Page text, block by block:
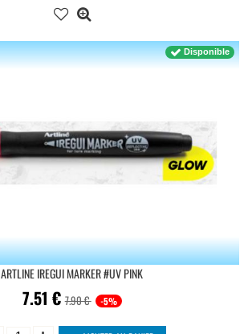
ARTLINE IREGUI MARKER #UV PINK
7.51 €7.90 € -5%
Disponible